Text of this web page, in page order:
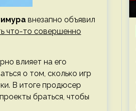
внезапно объявил
что-то совершенно
влияет на его
о том, сколько игр
В итоге продюсер
браться, чтобы